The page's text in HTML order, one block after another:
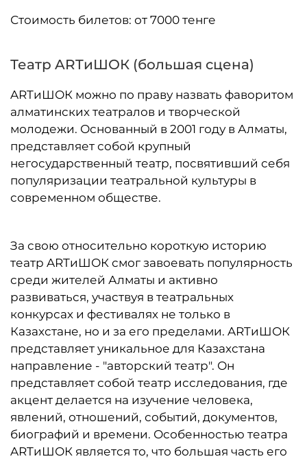
Стоимость билетов: от 7000 тенге
Театр ARTиШОК (большая сцена)
ARTиШОК можно по праву назвать фаворитом
алматинских театралов и творческой
молодежи. Основанный в 2001 году в Алматы,
представляет собой крупный
негосударственный театр, посвятивший себя
популяризации театральной культуры в
современном обществе.
За свою относительно короткую историю
театр ARTиШОК смог завоевать популярность
среди жителей Алматы и активно
развиваться, участвуя в театральных
конкурсах и фестивалях не только в
Казахстане, но и за его пределами. ARTиШОК
представляет уникальное для Казахстана
направление - "авторский театр". Он
представляет собой театр исследования, где
акцент делается на изучение человека,
явлений, отношений, событий, документов,
биографий и времени. Особенностью театра
ARTиШОК является то, что большая часть его